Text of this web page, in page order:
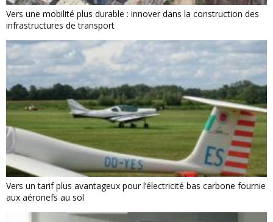
Vers une mobilité plus durable : innover dans la construction des
infrastructures de transport
Vers un tarif plus avantageux pour l’électricité bas carbone fournie
aux aéronefs au sol